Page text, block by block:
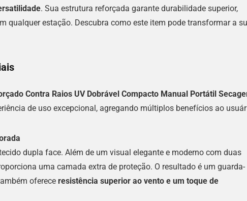
. Sua estrutura reforçada garante durabilidade superior,
qualquer estação. Descubra como este item pode transformar a
Contra Raios UV Dobrável Compacto Manual Portátil
de uso excepcional, agregando múltiplos benefícios ao
dupla face. Além de um visual elegante e moderno com duas
uma camada extra de proteção. O resultado é um guarda-
oferece resistência superior ao vento e um toque de